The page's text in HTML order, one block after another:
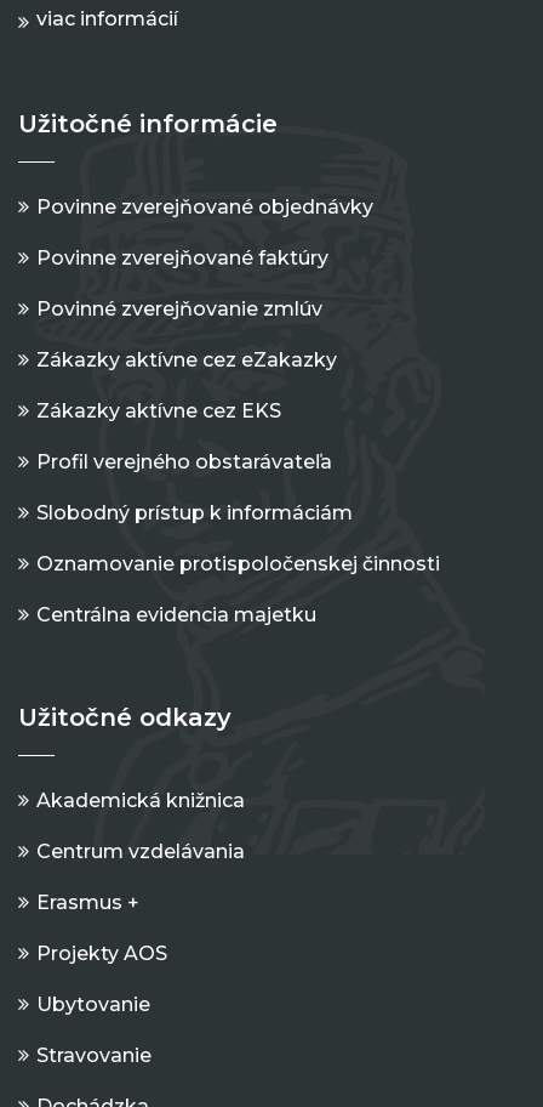
viac informácií
Užitočné informácie
Povinne zverejňované objednávky
Povinne zverejňované faktúry
Povinné zverejňovanie zmlúv
Zákazky aktívne cez eZakazky
Zákazky aktívne cez EKS
Profil verejného obstarávateľa
Slobodný prístup k informáciám
Oznamovanie protispoločenskej činnosti
Centrálna evidencia majetku
Užitočné odkazy
Akademická knižnica
Centrum vzdelávania
Erasmus +
Projekty AOS
Ubytovanie
Stravovanie